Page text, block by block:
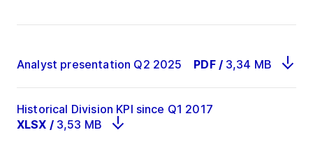
Analyst presentation Q2 2025 PDF / 3,34 MB
Historical Division KPI since Q1 2017
XLSX / 3,53 MB